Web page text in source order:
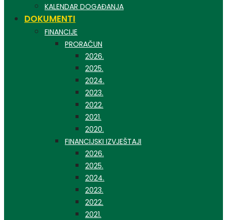
KALENDAR DOGAĐANJA
DOKUMENTI
FINANCIJE
PRORAČUN
2026.
2025.
2024.
2023.
2022.
2021.
2020.
FINANCIJSKI IZVJEŠTAJI
2026.
2025.
2024.
2023.
2022.
2021.